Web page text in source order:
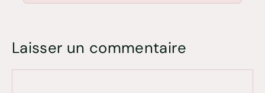
Laisser un commentaire